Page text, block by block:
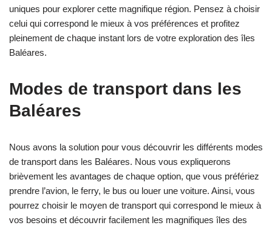
uniques pour explorer cette magnifique région. Pensez à choisir
celui qui correspond le mieux à vos préférences et profitez
pleinement de chaque instant lors de votre exploration des îles
Baléares.
Modes de transport dans les
Baléares
Nous avons la solution pour vous découvrir les différents modes
de transport dans les Baléares. Nous vous expliquerons
brièvement les avantages de chaque option, que vous préfériez
prendre l’avion, le ferry, le bus ou louer une voiture. Ainsi, vous
pourrez choisir le moyen de transport qui correspond le mieux à
vos besoins et découvrir facilement les magnifiques îles des